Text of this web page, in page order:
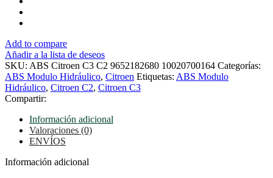
10020700164
cantidad
Add to compare
Añadir a la lista de deseos
SKU: ABS Citroen C3 C2 9652182680 10020700164 Categorías:
ABS Modulo Hidráulico, Citroen Etiquetas: ABS Modulo
Hidráulico, Citroen C2, Citroen C3
Compartir:
Información adicional
Valoraciones (0)
ENVÍOS
Información adicional